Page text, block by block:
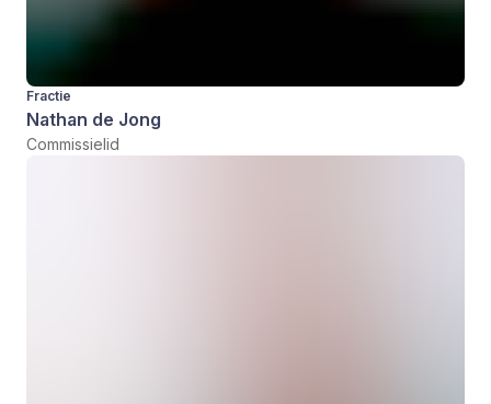
Fractie
Nathan de Jong
Commissielid